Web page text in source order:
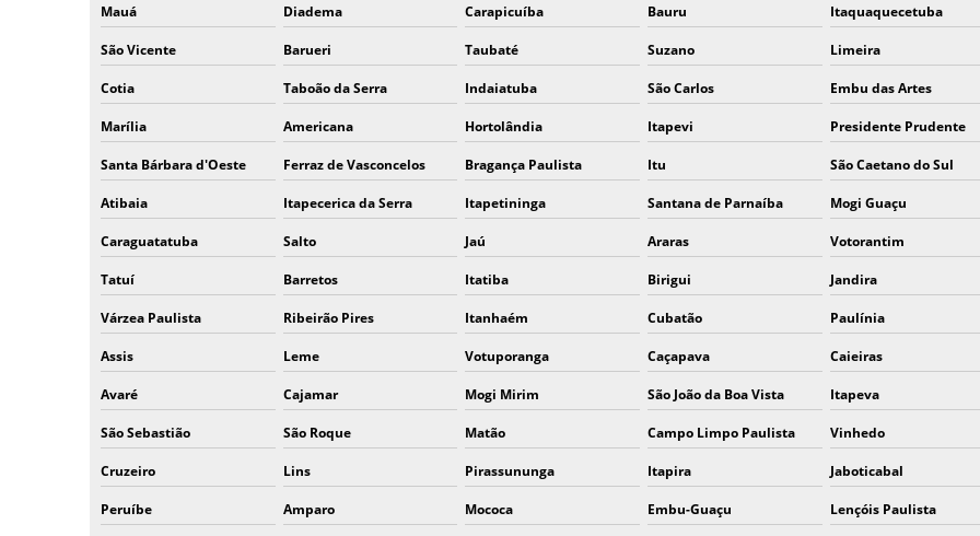
Mauá Diadema Carapicuíba Bauru Itaquaquecetuba
São Vicente Barueri Taubaté Suzano Limeira
Cotia Taboão da Serra Indaiatuba São Carlos Embu das Artes
Marília Americana Hortolândia Itapevi Presidente Prudente
Santa Bárbara d'Oeste Ferraz de Vasconcelos Bragança Paulista Itu São Caetano do Sul
Atibaia Itapecerica da Serra Itapetininga Santana de Parnaíba Mogi Guaçu
Caraguatatuba Salto Jaú Araras Votorantim
Tatuí Barretos Itatiba Birigui Jandira
Várzea Paulista Ribeirão Pires Itanhaém Cubatão Paulínia
Assis Leme Votuporanga Caçapava Caieiras
Avaré Cajamar Mogi Mirim São João da Boa Vista Itapeva
São Sebastião São Roque Matão Campo Limpo Paulista Vinhedo
Cruzeiro Lins Pirassununga Itapira Jaboticabal
Peruíbe Amparo Mococa Embu-Guaçu Lençóis Paulista